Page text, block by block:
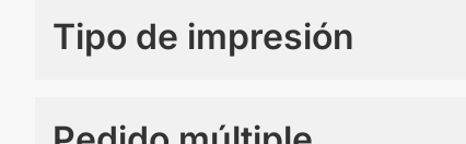
Tipo de impresión